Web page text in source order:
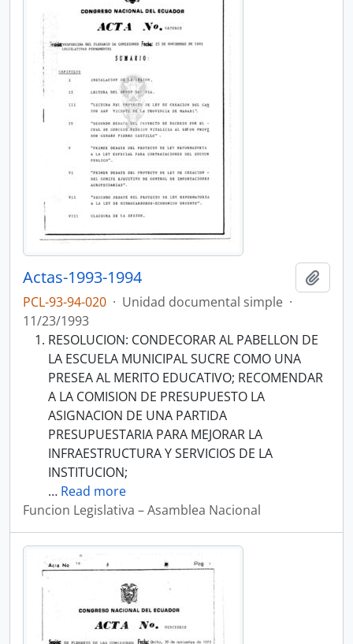
Actas-1993-1994
PCL-93-94-020 · Unidad documental simple ·
11/23/1993
RESOLUCION: CONDECORAR AL PABELLON DE
LA ESCUELA MUNICIPAL SUCRE COMO UNA
PRESEA AL MERITO EDUCATIVO; RECOMENDAR
A LA COMISION DE PRESUPUESTO LA
ASIGNACION DE UNA PARTIDA
PRESUPUESTARIA PARA MEJORAR LA
INFRAESTRUCTURA Y SERVICIOS DE LA
INSTITUCION;
… Read more
Funcion Legislativa – Asamblea Nacional